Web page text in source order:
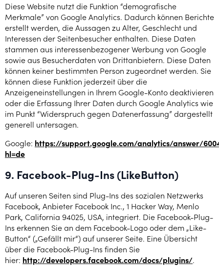
Diese Website nutzt die Funktion “demografische
Merkmale” von Google Analytics. Dadurch können Berichte
erstellt werden, die Aussagen zu Alter, Geschlecht und
Interessen der Seitenbesucher enthalten. Diese Daten
stammen aus interessenbezogener Werbung von Google
sowie aus Besucherdaten von Drittanbietern. Diese Daten
können keiner bestimmten Person zugeordnet werden. Sie
können diese Funktion jederzeit über die
Anzeigeneinstellungen in Ihrem Google-Konto deaktivieren
oder die Erfassung Ihrer Daten durch Google Analytics wie
im Punkt “Widerspruch gegen Datenerfassung” dargestellt
generell untersagen.
Google: https://support.google.com/analytics/answer/
hl=de
9. Facebook-Plug-Ins (LikeButton)
Auf unseren Seiten sind Plug-Ins des sozialen Netzwerks
Facebook, Anbieter Facebook Inc., 1 Hacker Way, Menlo
Park, California 94025, USA, integriert. Die Facebook-Plug-
Ins erkennen Sie an dem Facebook-Logo oder dem „Like-
Button“ („Gefällt mir“) auf unserer Seite. Eine Übersicht
über die Facebook-Plug-Ins finden Sie
hier: http://developers.facebook.com/docs/plugins/.